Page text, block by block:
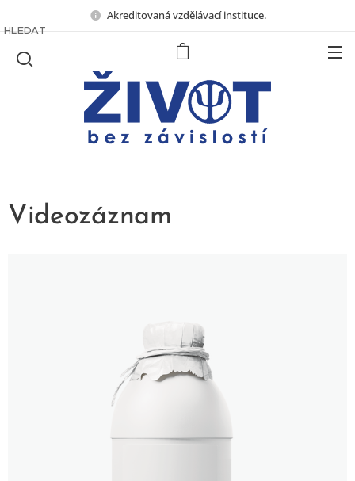
Akreditovaná vzdělávací instituce.
HLEDAT
Videozáznam